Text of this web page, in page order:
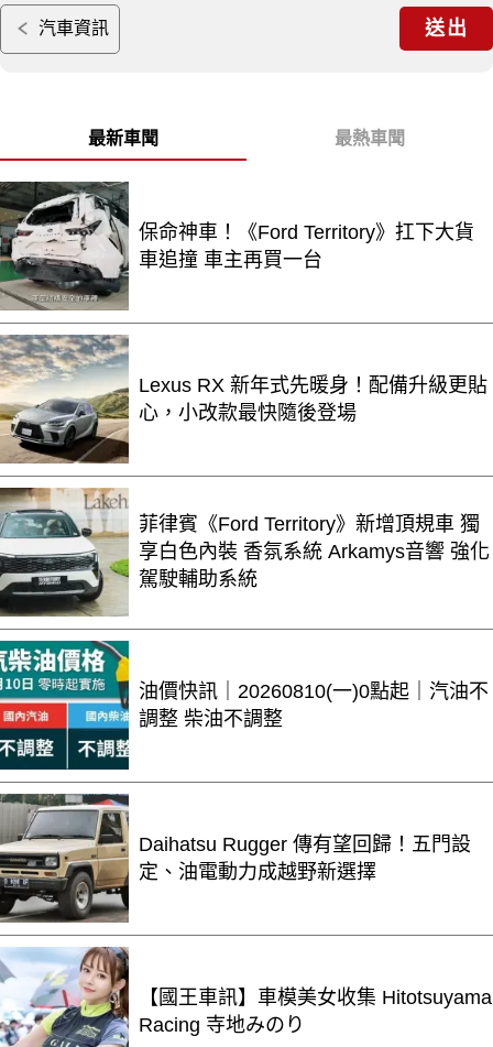
汽車資訊 送出
最新車聞 最熱車聞
保命神車！《Ford Territory》扛下大貨
車追撞 車主再買一台
Lexus RX 新年式先暖身！配備升級更貼
心，小改款最快隨後登場
菲律賓《Ford Territory》新增頂規車 獨
享白色內裝 香氛系統 Arkamys音響 強化
駕駛輔助系統
油價快訊｜20260810(一)0點起｜汽油不
調整 柴油不調整
Daihatsu Rugger 傳有望回歸！五門設
定、油電動力成越野新選擇
【國王車訊】車模美女收集 Hitotsuyama
Racing 寺地みのり